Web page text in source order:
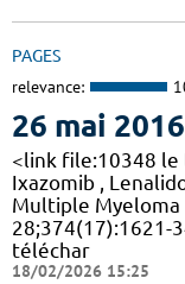
PAGES
relevance:
26 mai 2016
<link file:10348
Ixazomib ,
Multiple Myeloma
28;374(17):1621-
téléchar
18/02/2026 15:25